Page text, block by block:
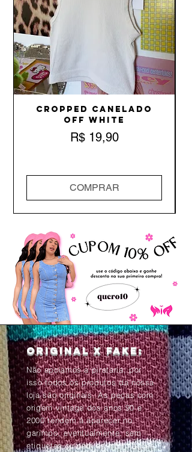
Cropped Canelado
Off White
Preço
R$ 19,90
COMPRAR
Original x Fake:
Não apoiamos a pirataria, por
isso todos os produtos da nossa
loja são originais. As peças com
origem vintage dos anos 90 e
2000 tendem à aparecer no
garimpo, eventualmente, sem
etiquetas ou com as informações